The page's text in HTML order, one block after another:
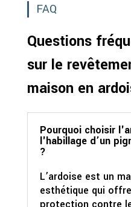
FAQ
Questions
sur le
maison en
Pourquoi choisir
l'habillage d’un
?
L’ardoise est un
esthétique qui